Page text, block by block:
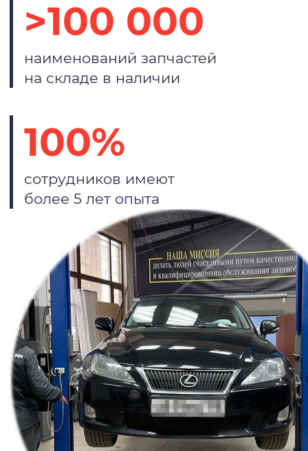
>100 000
наименований запчастей
на складе в наличии
100%
сотрудников имеют
более 5 лет опыта